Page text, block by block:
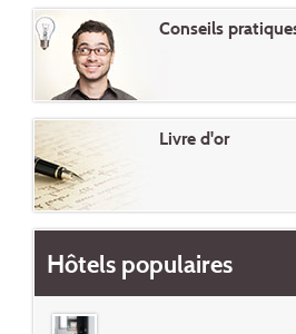
Conseils
Livre d'or
Hôtels populaires